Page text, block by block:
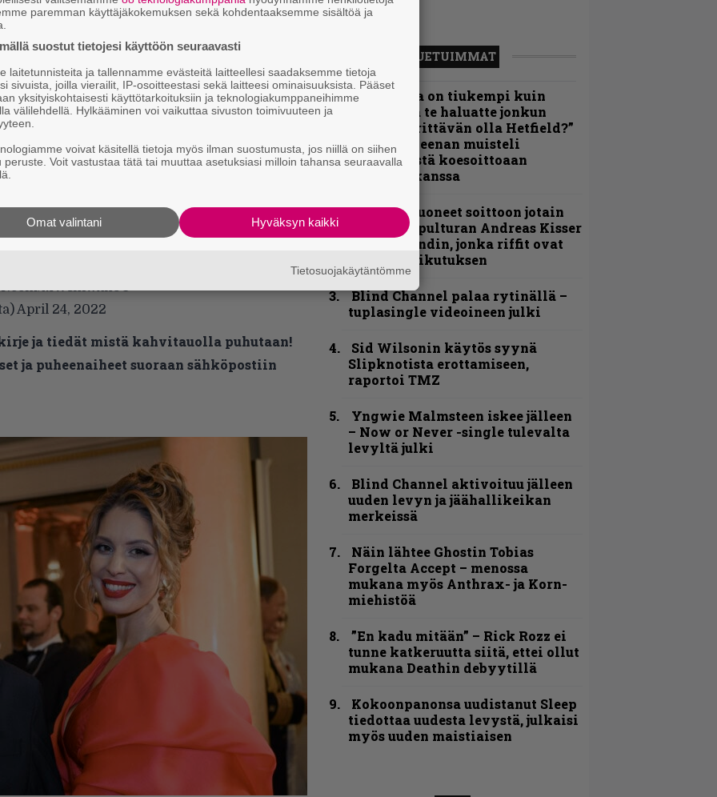
MW1hlwxh8C
April 24, 2022
ja tiedät mistä kahvitauolla puhutaan!
ja puheenaiheet suoraan sähköpostiin
LUETUIMMAT
”Metallica on tiukempi kuin
koskaan ja te haluatte jonkun
nulikan yrittävän olla Hetfield?”
– Pepper Keenan muisteli
ensimmäistä koesoittoaan
hevijätin kanssa
”He ovat tuoneet soittoon jotain
uutta” – Sepulturan Andreas Kisser
nimeää bändin, jonka riffit ovat
tehneet vaikutuksen
Blind Channel palaa rytinällä –
tuplasingle videoineen julki
Sid Wilsonin käytös syynä
Slipknotista erottamiseen,
raportoi TMZ
Yngwie Malmsteen iskee jälleen
– Now or Never -single tulevalta
levyltä julki
Blind Channel aktivoituu jälleen
uuden levyn ja jäähallikeikan
merkeissä
Näin lähtee Ghostin Tobias
Forgelta Accept – menossa
mukana myös Anthrax- ja Korn-
miehistöä
”En kadu mitään” – Rick Rozz ei
tunne katkeruutta siitä, ettei ollut
mukana Deathin debyytillä
Kokoonpanonsa uudistanut Sleep
tiedottaa uudesta levystä, julkaisi
myös uuden maistiaisen
paremman käyttäjäkokemuksen sekä kohdentaaksemme sisältöä ja
suostut tietojesi käyttöön seuraavasti
laitetunnisteita ja tallennamme evästeitä laitteellesi saadaksemme tietoja
sivuista, joilla vierailit, IP-osoitteestasi sekä laitteesi ominaisuuksista. Pääset
yksityiskohtaisesti käyttötarkoituksiin ja teknologiakumppaneihimme
välilehdellä. Hylkääminen voi vaikuttaa sivuston toimivuuteen ja
voivat käsitellä tietoja myös ilman suostumusta, jos niillä on siihen
peruste. Voit vastustaa tätä tai muuttaa asetuksiasi milloin tahansa seuraavalla
Hyväksyn kaikki
Omat valintani
Tietosuojakäytäntömme